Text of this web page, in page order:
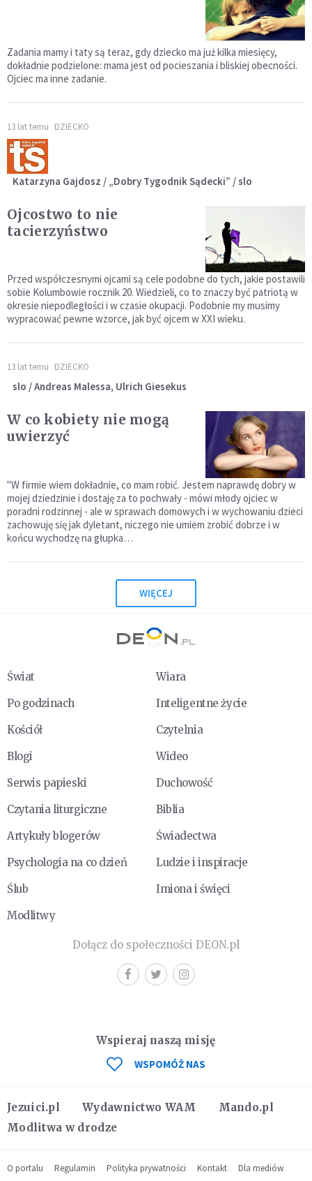
Zadania mamy i taty są teraz, gdy dziecko ma już kilka miesięcy,
dokładnie podzielone: mama jest od pocieszania i bliskiej obecności.
Ojciec ma inne zadanie.
13 lat temu DZIECKO
Katarzyna Gajdosz / „Dobry Tygodnik Sądecki” / slo
Ojcostwo to nie
tacierzyństwo
Przed współczesnymi ojcami są cele podobne do tych, jakie postawili
sobie Kolumbowie rocznik 20. Wiedzieli, co to znaczy być patriotą w
okresie niepodległości i w czasie okupacji. Podobnie my musimy
wypracować pewne wzorce, jak być ojcem w XXI wieku.
13 lat temu DZIECKO
slo / Andreas Malessa, Ulrich Giesekus
W co kobiety nie mogą
uwierzyć
"W firmie wiem dokładnie, co mam robić. Jestem naprawdę dobry w
mojej dziedzinie i dostaję za to pochwały - mówi młody ojciec w
poradni rodzinnej - ale w sprawach domowych i w wychowaniu dzieci
zachowuję się jak dyletant, niczego nie umiem zrobić dobrze i w
końcu wychodzę na głupka…
WIĘCEJ
Świat
Wiara
Po godzinach
Inteligentne życie
Kościół
Czytelnia
Blogi
Wideo
Serwis papieski
Duchowość
Czytania liturgiczne
Biblia
Artykuły blogerów
Świadectwa
Psychologia na co dzień
Ludzie i inspiracje
Ślub
Imiona i święci
Modlitwy
Dołącz do społeczności DEON.pl
Jezuici.pl Wydawnictwo WAM
Mando.pl
Modlitwa w drodze
Wspieraj naszą misję
WSPOMÓŻ NAS
O portalu Regulamin Polityka prywatności Kontakt Dla mediów